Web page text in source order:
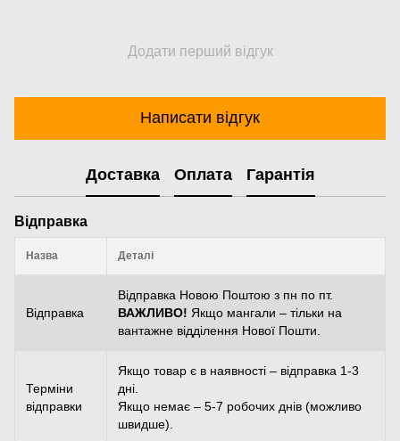
Додати перший відгук
Написати відгук
Доставка Оплата Гарантія
Відправка
Назва Деталі
Відправка
Відправка Новою Поштою з пн по пт.
ВАЖЛИВО! Якщо мангали – тільки на
вантажне відділення Нової Пошти.
Терміни
відправки
Якщо товар є в наявності – відправка 1-3
дні.
Якщо немає – 5-7 робочих днів (можливо
швидше).